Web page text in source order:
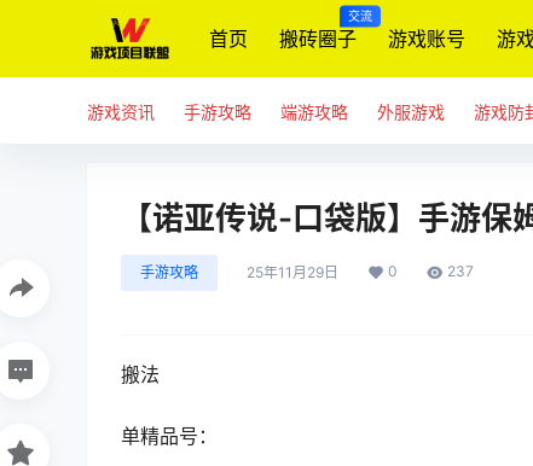
首页 搬砖圈子
交流
游戏账号 游
游戏资讯 手游攻略 端游攻略 外服游戏 游戏防
【诺亚传说-口袋版】手游保
手游攻略 25年11月29日 0 237
搬法
单精品号：